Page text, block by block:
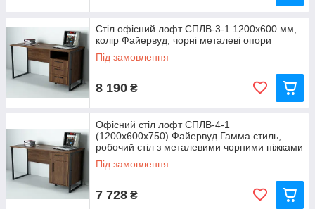
Стіл офісний лофт СПЛВ-3-1 1200x600 мм,
колір Файервуд, чорні металеві опори
Під замовлення
8 190 ₴
Офісний стіл лофт СПЛВ-4-1
(1200x600x750) Файервуд Гамма стиль,
робочий стіл з металевими чорними ніжками
Під замовлення
7 728 ₴